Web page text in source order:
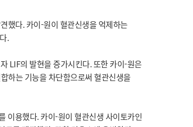
했다. 카이-원이 혈관신생을 억제하는
.
LIF의 발현을 증가시킨다. 또한 카이-원은
하는 기능을 차단함으로써 혈관신생을
이용했다. 카이-원이 혈관신생 사이토카인